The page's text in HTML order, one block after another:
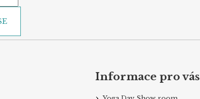
Informace pro vás